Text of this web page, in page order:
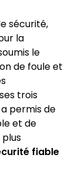
sécurité,
la
le
de foule et
trois
permis de
et de
fiable